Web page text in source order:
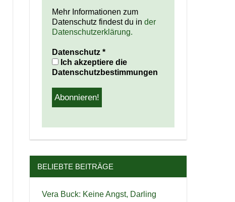
Mehr Informationen zum
Datenschutz findest du in der
Datenschutzerklärung.
Datenschutz *
Ich akzeptiere die
Datenschutzbestimmungen
BELIEBTE BEITRÄGE
Vera Buck: Keine Angst, Darling